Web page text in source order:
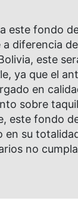
este fondo
a diferencia
este
ya que el
en
sobre
este fondo
en su
no